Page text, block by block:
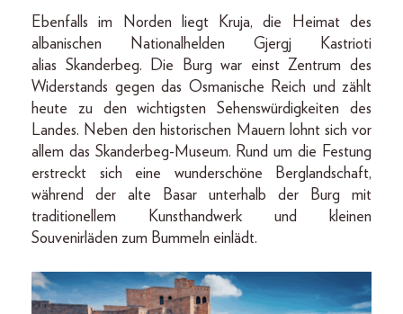
Ebenfalls im Norden liegt Kruja, die Heimat des
albanischen Nationalhelden Gjergj Kastrioti
alias
Skanderbeg. Die Burg war einst Zentrum des
Widerstands gegen das Osmanische Reich und zählt
heute zu den wichtigsten Sehenswürdigkeiten des
Landes. Neben den historischen Mauern lohnt sich vor
allem das Skanderbeg-Museum. Rund um die Festung
erstreckt sich eine wunderschöne Berglandschaft,
während der alte Basar unterhalb der Burg mit
traditionellem Kunsthandwerk und kleinen
Souvenirläden zum Bummeln einlädt.